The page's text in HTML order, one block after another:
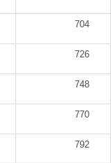
704
726
748
770
792